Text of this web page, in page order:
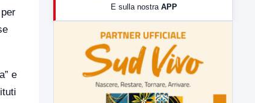
e
LabNews (replica)
E sulla nostra APP